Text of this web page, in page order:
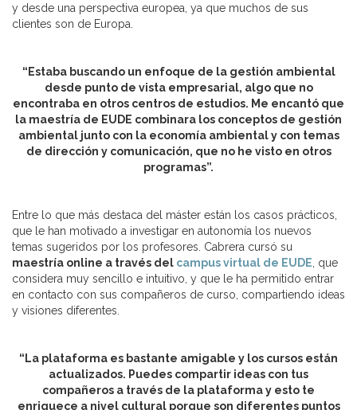
y desde una perspectiva europea, ya que muchos de sus
clientes son de Europa.
“Estaba buscando un enfoque de la gestión ambiental
desde punto de vista empresarial, algo que no
encontraba en otros centros de estudios. Me encantó que
la maestría de EUDE combinara los conceptos de gestión
ambiental junto con la economía ambiental y con temas
de dirección y comunicación, que no he visto en otros
programas”.
Entre lo que más destaca del máster están los casos prácticos,
que le han motivado a investigar en autonomía los nuevos
temas sugeridos por los profesores. Cabrera cursó su
maestría online a través del campus virtual de EUDE, que
considera muy sencillo e intuitivo, y que le ha permitido entrar
en contacto con sus compañeros de curso, compartiendo ideas
y visiones diferentes.
“La plataforma es bastante amigable y los cursos están
actualizados. Puedes compartir ideas con tus
compañeros a través de la plataforma y esto te
enriquece a nivel cultural porque son diferentes puntos